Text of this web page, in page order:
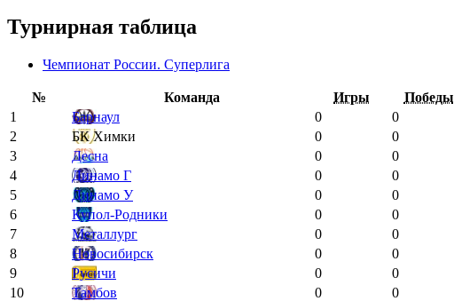
Турнирная таблица
Чемпионат России. Суперлига
№ Команда Игры Победы
1
Барнаул 0 0
2
БК Химки 0 0
3
Десна 0 0
4
Динамо Г 0 0
5
Динамо У 0 0
6
Купол-Родники 0 0
7
Металлург 0 0
8
Новосибирск 0 0
9
Русичи 0 0
10
Тамбов 0 0